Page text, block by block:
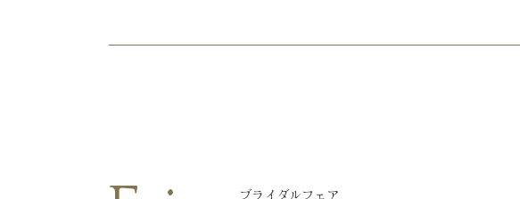
ブライダルフェア